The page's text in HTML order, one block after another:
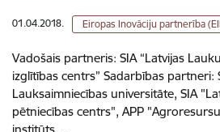
01.04.2018. Eiropas Inovāciju partnerība
Vadošais partneris: SIA “Latvijas
izglītības centrs” Sadarbības partneri:
Lauksaimniecības universitāte, SIA
pētniecības centrs", APP
institūts…